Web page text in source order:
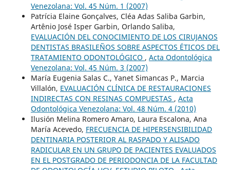
Venezolana: Vol. 45 Núm. 1 (2007)
Patrícia Elaine Gonçalves, Cléa Adas Saliba Garbin,
Artênio José Isper Garbin, Orlando Saliba,
EVALUACIÓN DEL CONOCIMIENTO DE LOS CIRUJANOS
DENTISTAS BRASILEÑOS SOBRE ASPECTOS ÉTICOS DEL
TRATAMIENTO ODONTOLÓGICO , Acta Odontológica
Venezolana: Vol. 45 Núm. 3 (2007)
María Eugenia Salas C., Yanet Simancas P., Marcia
Villalón, EVALUACIÓN CLÍNICA DE RESTAURACIONES
INDIRECTAS CON RESINAS COMPUESTAS , Acta
Odontológica Venezolana: Vol. 48 Núm. 4 (2010)
Ilusión Melina Romero Amaro, Laura Escalona, Ana
María Acevedo, FRECUENCIA DE HIPERSENSIBILIDAD
DENTINARIA POSTERIOR AL RASPADO Y ALISADO
RADICULAR EN UN GRUPO DE PACIENTES EVALUADOS
EN EL POSTGRADO DE PERIODONCIA DE LA FACULTAD